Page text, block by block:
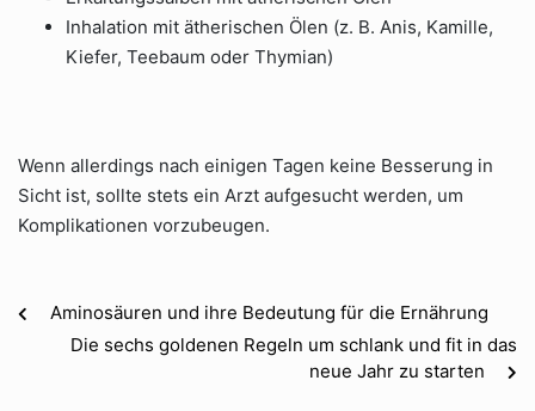
Inhalation mit ätherischen Ölen (z. B. Anis, Kamille,
Kiefer, Teebaum oder Thymian)
Wenn allerdings nach einigen Tagen keine Besserung in
Sicht ist, sollte stets ein Arzt aufgesucht werden, um
Komplikationen vorzubeugen.
Aminosäuren und ihre Bedeutung für die Ernährung
Die sechs goldenen Regeln um schlank und fit in das
neue Jahr zu starten